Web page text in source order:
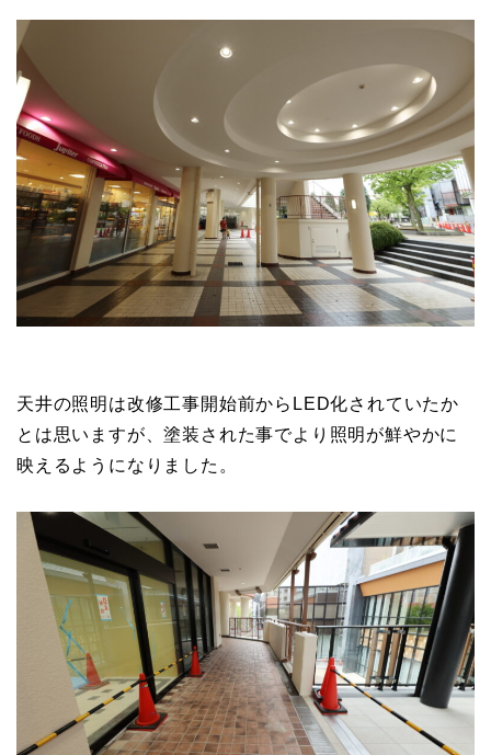
天井の照明は改修工事開始前からLED化されていたか
とは思いますが、塗装された事でより照明が鮮やかに
映えるようになりました。